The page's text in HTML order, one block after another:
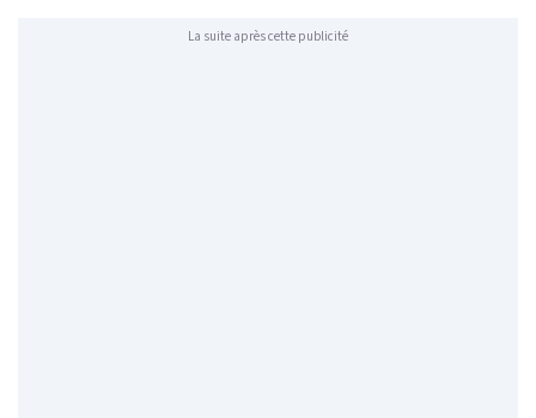
La suite après cette publicité